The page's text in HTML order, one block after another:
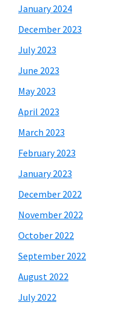
January 2024
December 2023
July 2023
June 2023
May 2023
April 2023
March 2023
February 2023
January 2023
December 2022
November 2022
October 2022
September 2022
August 2022
July 2022